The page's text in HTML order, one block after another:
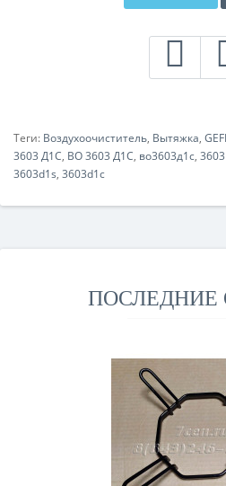
Теги: Воздухоочиститель, Вытяжка,
3603 Д1С, ВО 3603 Д1С, во3603д1с,
3603d1s, 3603d1c
ПОСЛЕДНИЕ